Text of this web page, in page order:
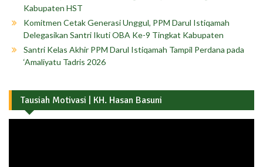
Kabupaten HST
Komitmen Cetak Generasi Unggul, PPM Darul Istiqamah
Delegasikan Santri Ikuti OBA Ke-9 Tingkat Kabupaten
Santri Kelas Akhir PPM Darul Istiqamah Tampil Perdana pada
‘Amaliyatu Tadris 2026
Tausiah Motivasi | KH. Hasan Basuni